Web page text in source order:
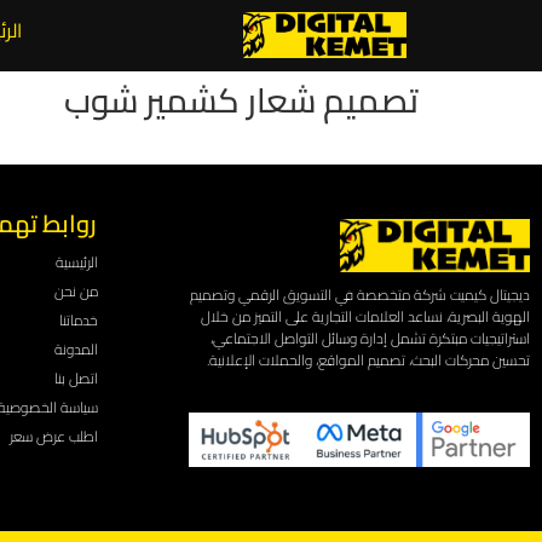
تصميم شعار كشمير شوب
ديجيتال كيميت شركة متخصصة في التسويق الرقمي وتصميم
الهوية البصرية، نساعد العلامات التجارية على التميز من خلال
استراتيجيات مبتكرة تشمل إدارة وسائل التواصل الاجتماعي،
تحسين محركات البحث، تصميم المواقع، والحملات الإعلانية.
روابط
الرئيسية
من نحن
خدماتنا
المدونة
اتصل بنا
سياسة
اطلب عرض سعر